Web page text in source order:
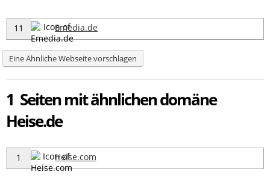
11 Emedia.de
Eine Ähnliche Webseite vorschlagen
1 Seiten mit ähnlichen domäne
Heise.de
1 Heise.com